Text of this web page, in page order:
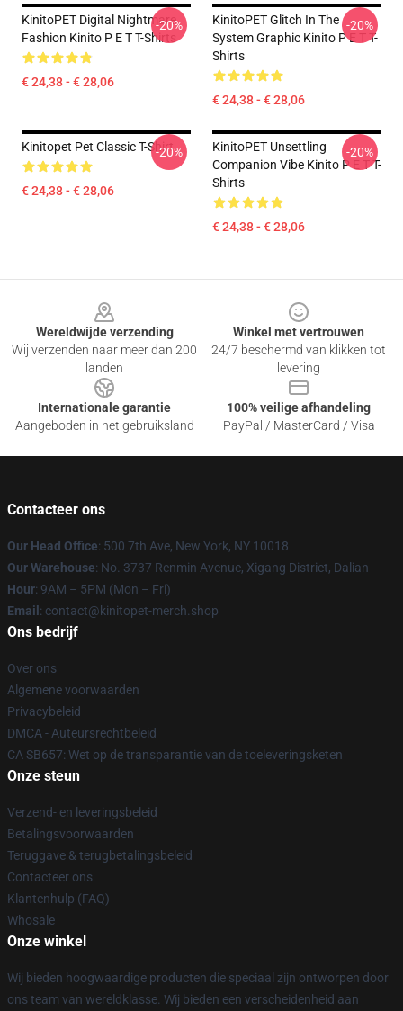
KinitoPET Digital Nightmare
Fashion Kinito P E T T-Shirts
€ 24,38 - € 28,06
-20%
KinitoPET Glitch In The
System Graphic Kinito P E T T-
Shirts
€ 24,38 - € 28,06
-20%
Kinitopet Pet Classic T-Shirt
€ 24,38 - € 28,06
-20%
KinitoPET Unsettling
Companion Vibe Kinito P E T T-
Shirts
€ 24,38 - € 28,06
-20%
Wereldwijde verzending
Wij verzenden naar meer dan 200
landen
Winkel met vertrouwen
24/7 beschermd van klikken tot
levering
Internationale garantie
Aangeboden in het gebruiksland
100% veilige afhandeling
PayPal / MasterCard / Visa
Contacteer ons
Our Head Office: 500 7th Ave, New York, NY 10018
Our Warehouse: No. 3737 Renmin Avenue, Xigang District, Dalian
Hour: 9AM – 5PM (Mon – Fri)
Email : contact@kinitopet-merch.shop
Ons bedrijf
Over ons
Algemene voorwaarden
Privacybeleid
DMCA - Auteursrechtbeleid
CA SB657: Wet op de transparantie van de toeleveringsketen
Onze steun
Verzend- en leveringsbeleid
Betalingsvoorwaarden
Teruggave & terugbetalingsbeleid
Contacteer ons
Klantenhulp (FAQ)
Whosale
Onze winkel
Wij bieden hoogwaardige producten die speciaal zijn ontworpen door
ons team van wereldklasse. Wij bieden een verscheidenheid aan